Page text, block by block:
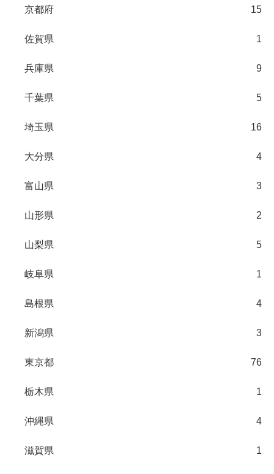
京都府 15
佐賀県 1
兵庫県 9
千葉県 5
埼玉県 16
大分県 4
富山県 3
山形県 2
山梨県 5
岐阜県 1
島根県 4
新潟県 3
東京都 76
栃木県 1
沖縄県 4
滋賀県 1